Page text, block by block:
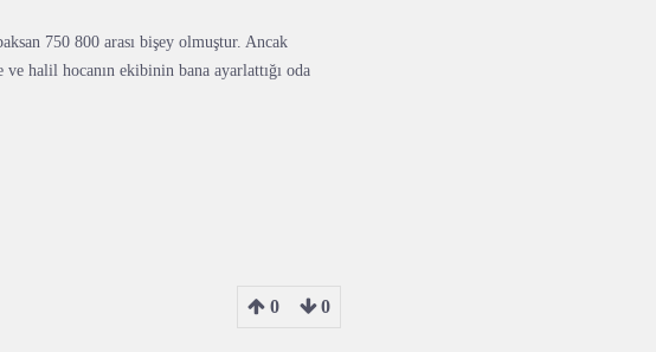
750 800 arası bişey olmuştur. Ancak
halil hocanın ekibinin bana ayarlattığı oda
0 0